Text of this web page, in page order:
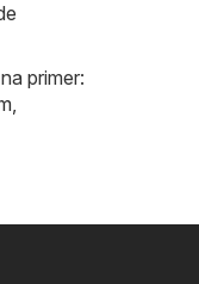
primer:
,